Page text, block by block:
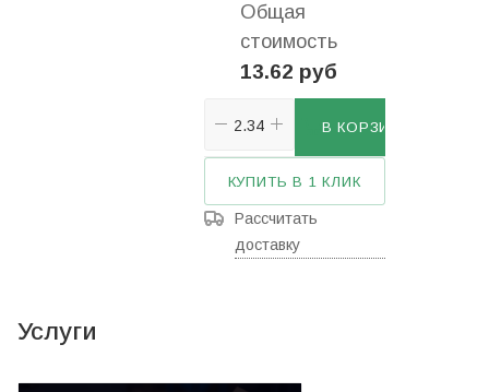
Общая
стоимость
13.62 руб
В КОРЗИНУ
КУПИТЬ В 1 КЛИК
Рассчитать
доставку
Услуги